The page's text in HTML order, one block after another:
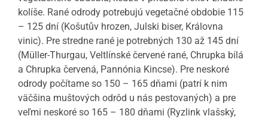
kolíše. Rané odrody potrebujú vegetačné obdobie 115
– 125 dní (Košutův hrozen, Julski biser, Královna
vinic). Pre stredne rané je potrebných 130 až 145 dní
(Müller-Thurgau, Veltlínské červené rané, Chrupka bílá
a Chrupka červená, Pannónia Kincse). Pre neskoré
odrody počítame so 150 – 165 dňami (patrí k nim
väčšina muštových odrôd u nás pestovaných) a pre
veľmi neskoré so 165 – 180 dňami (Ryzlink vlašský,